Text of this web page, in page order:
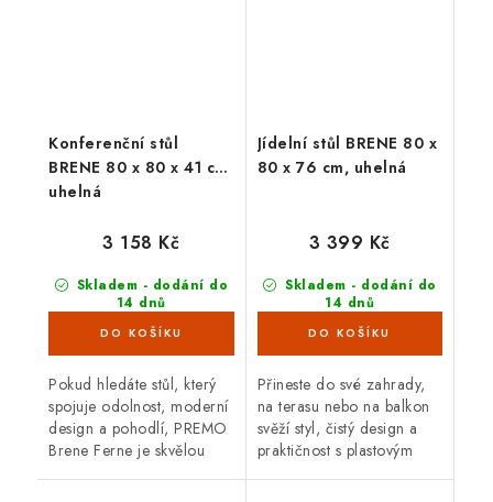
Konferenční stůl
BRENE 80 x 80 x 41 cm,
uhelná
Skladem - dodání do
14 dnů
3 158 Kč
Pokud hledáte stůl, který
spojuje odolnost, moderní
design a pohodlí, PREMO
Brene Ferne je skvělou
Jídelní stůl BRENE 80 x
80 x 76 cm, uhelná
Skladem - dodání do
14 dnů
3 399 Kč
Přineste do své zahrady,
na terasu nebo na balkon
svěží styl, čistý design a
praktičnost s plasto­vým